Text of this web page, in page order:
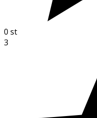
0 st
3